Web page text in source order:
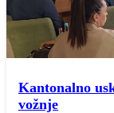
Kantonalno
vožnje